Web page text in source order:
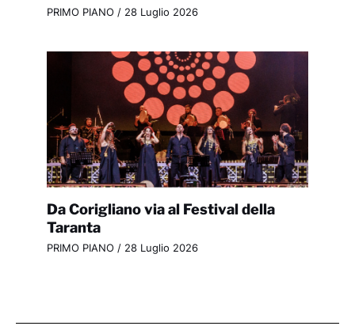
PRIMO PIANO / 28 Luglio 2026
Da Corigliano via al Festival della
Taranta
PRIMO PIANO / 28 Luglio 2026